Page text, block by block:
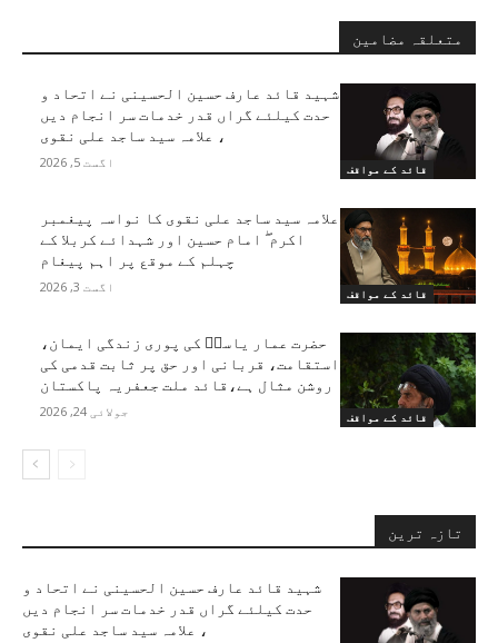
متعلقہ مضامین
قائد کے مواقف
شہید قائد عارف حسین الحسینی نے اتحاد و
حدت کیلئے گراں قدر خدمات سر انجام دیں
، علامہ سید ساجد علی نقوی
اگست 5, 2026
قائد کے مواقف
علامہ سید ساجد علی نقوی کا نواسہ پیغمبر
اکرم ۖ امام حسین اور شہدائے کربلا کے
چہلم کے موقع پر اہم پیغام
اگست 3, 2026
قائد کے مواقف
حضرت عمار یاسرؑ کی پوری زندگی ایمان،
استقامت، قربانی اور حق پر ثابت قدمی کی
روشن مثال ہے،قائد ملت جعفریہ پاکستان
جولائی 24, 2026
تازہ ترین
شہید قائد عارف حسین الحسینی نے اتحاد و
حدت کیلئے گراں قدر خدمات سر انجام دیں
، علامہ سید ساجد علی نقوی